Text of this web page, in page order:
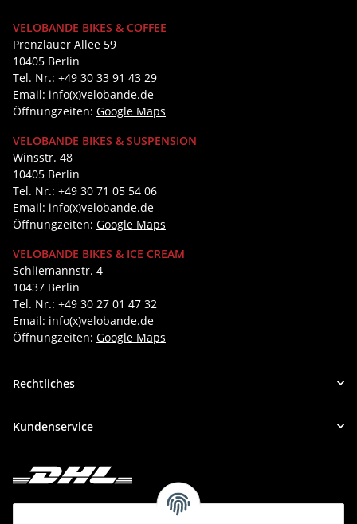
VELOBANDE BIKES & COFFEE
Prenzlauer Allee 59
10405 Berlin
Tel. Nr.: +49 30 33 91 43 29
Email: info(x)velobande.de
Öffnungzeiten: Google Maps
VELOBANDE BIKES & SUSPENSION
Winsstr. 48
10405 Berlin
Tel. Nr.: +49 30 71 05 54 06
Email: info(x)velobande.de
Öffnungzeiten: Google Maps
VELOBANDE BIKES & ICE CREAM
Schliemannstr. 4
10437 Berlin
Tel. Nr.: +49 30 27 01 47 32
Email: info(x)velobande.de
Öffnungzeiten: Google Maps
Rechtliches
Kundenservice
Deine Bestellung versenden wir mit DHL!